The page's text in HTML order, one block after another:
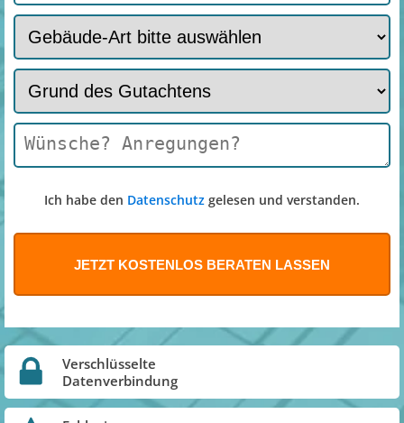
Ich habe den Datenschutz gelesen und verstanden.
Verschlüsselte
Datenverbindung